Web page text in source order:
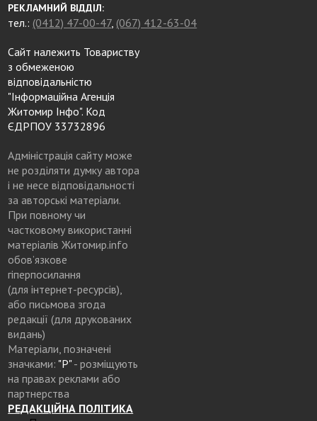
РЕКЛАМНИЙ ВІДДІЛ:
тел.: (0412) 47-00-47, (067) 412-63-04
Сайт належить Товариству
з обмеженою
відповідальністю
"Інформаційна Агенція
Житомир Інфо". Код
ЄДРПОУ 33732896
Адміністрація сайту може
не розділяти думку автора
і не несе відповідальності
за авторські матеріали.
При повному чи
частковому використанні
матеріалів Житомир.info
обов’язкове
гіперпосилання
(для інтернет-ресурсів),
або письмова згода
редакції (для друкованих
видань)
Матеріали, позначені
значками: "Р"- розміщують
на правах реклами або
партнерства
РЕДАКЦІЙНА ПОЛІТИКА